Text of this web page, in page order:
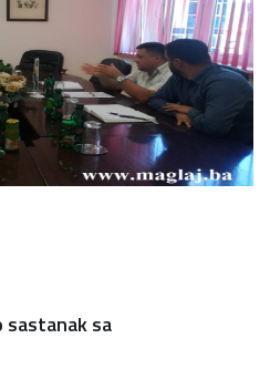
sastanak sa